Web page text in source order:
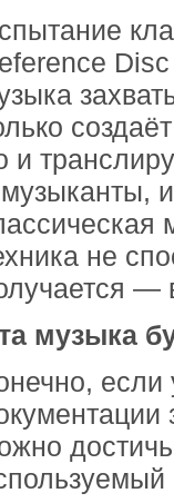
и
не
—
музыка
если